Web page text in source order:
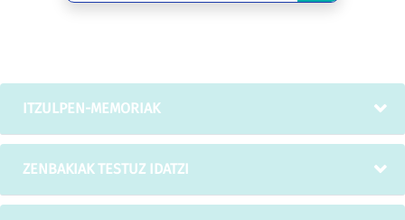
ITZULPEN-MEMORIAK
ZENBAKIAK TESTUZ IDATZI